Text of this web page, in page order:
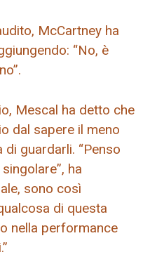
McCartney ha
“No, è
Mescal ha detto che
dal sapere il meno
guardarli. “Penso
ha
sono così
di questa
nella performance